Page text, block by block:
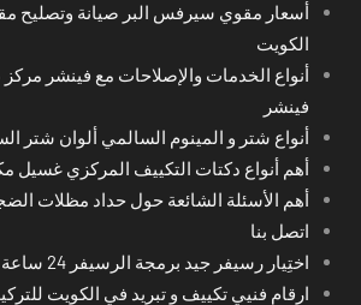
أسعار مقوي سيرفس البر صيانة وتصليح
الكويت
أنواع الخدمات والإصلاحات مع فينشر
فينشر
أنواع شتر و المينوم السالمي ألوان شتر
أهم أنواع دكتات التكييف المركزي غسيل
أهم الأسئلة الشائعة حول حداد مظلات
اتصل بنا
اختِيار رسيفر جيد برمجة الرسيفر 24 ساعة في الكويت
ارقام فنيي تكييف و تبريد في الكويت